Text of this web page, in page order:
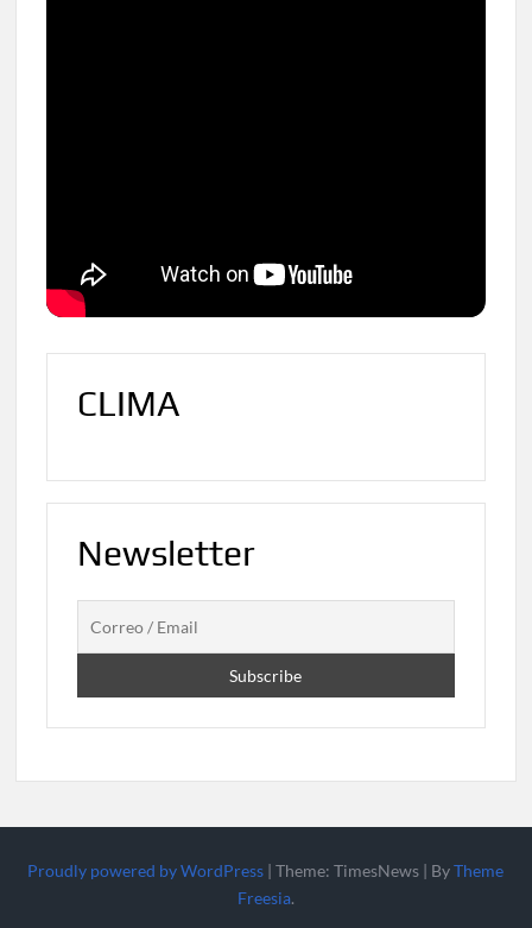
CLIMA
Newsletter
Proudly powered by WordPress |Theme: TimesNews | ByTheme
Freesia.